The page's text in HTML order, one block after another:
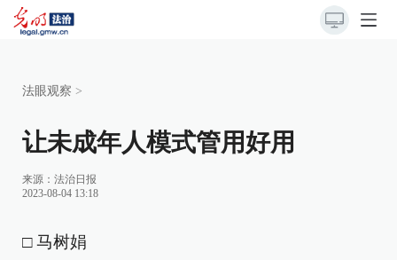
法眼观察 >
让未成年人模式管用好用
来源： 法治日报
2023-08-04 13:18
□ 马树娟